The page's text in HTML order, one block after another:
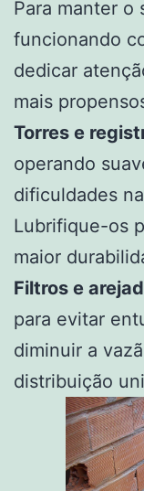
Para manter o
funcionando
dedicar
mais
Torres e
operando
dificuldades
Lubrifique-os
maior
Filtros e
para evitar
diminuir a
distribuição